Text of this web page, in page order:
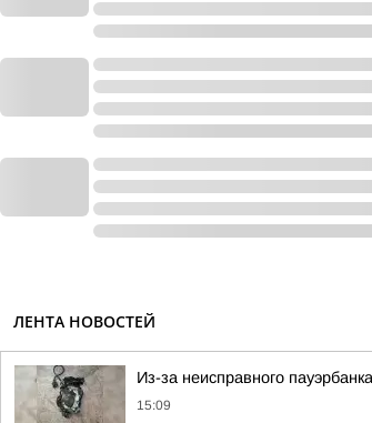
ЛЕНТА НОВОСТЕЙ
Из-за неисправного
15:09